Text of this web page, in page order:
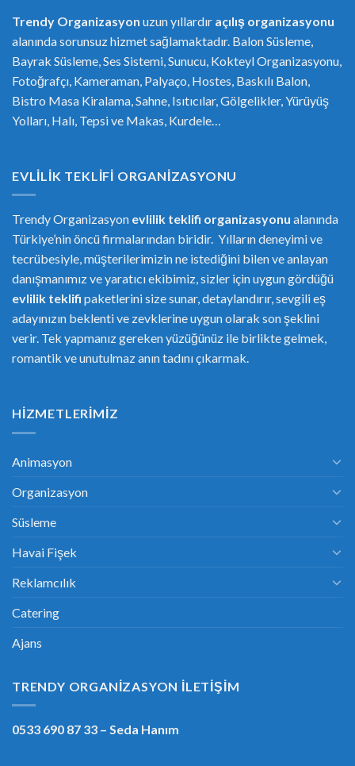
Trendy Organizasyon uzun yıllardır açılış organizasyonu
alanında sorunsuz hizmet sağlamaktadır. Balon Süsleme,
Bayrak Süsleme, Ses Sistemi, Sunucu, Kokteyl Organizasyonu,
Fotoğrafçı, Kameraman, Palyaço, Hostes, Baskılı Balon,
Bistro Masa Kiralama, Sahne, Isıtıcılar, Gölgelikler, Yürüyüş
Yolları, Halı, Tepsi ve Makas, Kurdele…
EVLILIK TEKLIFI ORGANIZASYONU
Trendy Organizasyon evlilik teklifi organizasyonu alanında
Türkiye’nin öncü firmalarından biridir. Yılların deneyimi ve
tecrübesiyle, müşterilerimizin ne istediğini bilen ve anlayan
danışmanımız ve yaratıcı ekibimiz, sizler için uygun gördüğü
evlilik teklifi paketlerini size sunar, detaylandırır, sevgili eş
adayınızın beklenti ve zevklerine uygun olarak son şeklini
verir. Tek yapmanız gereken yüzüğünüz ile birlikte gelmek,
romantik ve unutulmaz anın tadını çıkarmak.
HIZMETLERIMIZ
Animasyon
Organizasyon
Süsleme
Havai Fişek
Reklamcılık
Catering
Ajans
TRENDY ORGANIZASYON İLETIŞIM
0533 690 87 33 – Seda Hanım